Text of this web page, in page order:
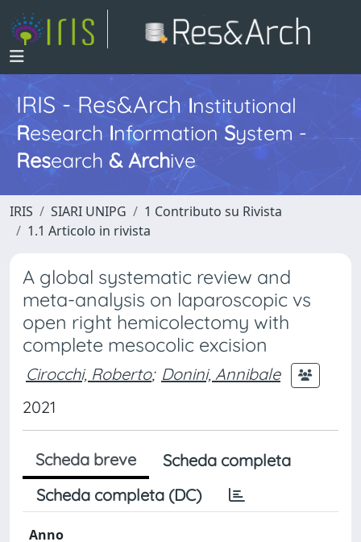
IRIS - Res&ArchInstitutional
Research InformationSystem -
Research & Archive
IRIS SIARI UNIPG
1 Contributo su Rivista
1.1 Articolo in rivista
A global systematic review and
meta-analysis on laparoscopic vs
open right hemicolectomy with
complete mesocolic excision
Cirocchi, Roberto; Donini, Annibale
2021
Scheda breve
Scheda completa
Scheda completa (DC)
Anno